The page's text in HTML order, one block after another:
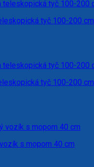
tyč 100-200 cm
tyč 100-200 cm
s mopom 40 cm